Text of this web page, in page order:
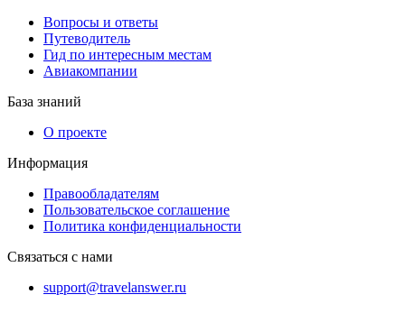
Вопросы и ответы
Путеводитель
Гид по интересным местам
Авиакомпании
База знаний
О проекте
Информация
Правообладателям
Пользовательское соглашение
Политика конфиденциальности
Связаться с нами
support@travelanswer.ru